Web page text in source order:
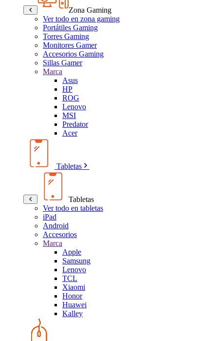
Zona Gaming
Ver todo en zona gaming
Portátiles Gaming
Torres Gaming
Monitores Gamer
Accesorios Gaming
Sillas Gamer
Marca
Asus
HP
ROG
Lenovo
MSI
Predator
Acer
Tabletas
Tabletas
Ver todo en tabletas
iPad
Android
Accesorios
Marca
Apple
Samsung
Lenovo
TCL
Xiaomi
Honor
Huawei
Kalley